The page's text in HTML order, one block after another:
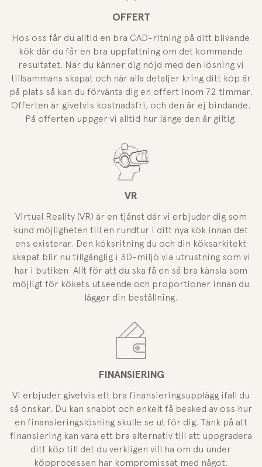
OFFERT
Hos oss får du alltid en bra CAD-ritning på ditt blivande
kök där du får en bra uppfattning om det kommande
resultatet. När du känner dig nöjd med den lösning vi
tillsammans skapat och när alla detaljer kring ditt köp är
på plats så kan du förvänta dig en offert inom 72 timmar.
Offerten är givetvis kostnadsfri, och den är ej bindande.
På offerten uppger vi alltid hur länge den är giltig.
VR
Virtual Reality (VR) är en tjänst där vi erbjuder dig som
kund möjligheten till en rundtur i ditt nya kök innan det
ens existerar. Den köksritning du och din köksarkitekt
skapat blir nu tillgänglig i 3D-miljö via utrustning som vi
har i butiken. Allt för att du ska få en så bra känsla som
möjligt för kökets utseende och proportioner innan du
lägger din beställning.
FINANSIERING
Vi erbjuder givetvis ett bra finansieringsupplägg ifall du
så önskar. Du kan snabbt och enkelt få besked av oss hur
en finansieringslösning skulle se ut för dig. Tänk på att
finansiering kan vara ett bra alternativ till att uppgradera
ditt köp till det du verkligen vill ha om du under
köpprocessen har kompromissat med något.